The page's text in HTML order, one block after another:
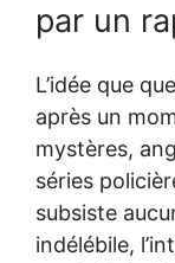
par un
L’idée que
après un
mystères,
séries
subsiste
indélébile,